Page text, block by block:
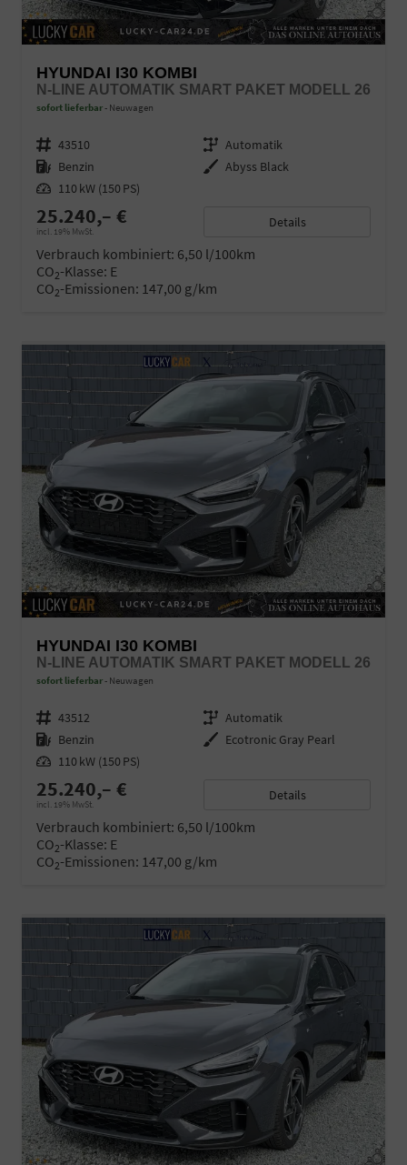
HYUNDAI I30 KOMBI
N-LINE AUTOMATIK SMART PAKET MODELL 26
sofort lieferbar Neuwagen
Fahrzeugnr. 43510 Getriebe Automatik
Kraftstoff Benzin Außenfarbe Abyss Black
Leistung 110 kW (150 PS)
25.240,– €
incl. 19% MwSt.
Details
Verbrauch kombiniert: 6,50 l/100km
CO2-Klasse: E
CO2-Emissionen: 147,00 g/km
HYUNDAI I30 KOMBI
N-LINE AUTOMATIK SMART PAKET MODELL 26
sofort lieferbar Neuwagen
Fahrzeugnr. 43512 Getriebe Automatik
Kraftstoff Benzin Außenfarbe Ecotronic Gray Pearl
Leistung 110 kW (150 PS)
25.240,– €
incl. 19% MwSt.
Details
Verbrauch kombiniert: 6,50 l/100km
CO2-Klasse: E
CO2-Emissionen: 147,00 g/km